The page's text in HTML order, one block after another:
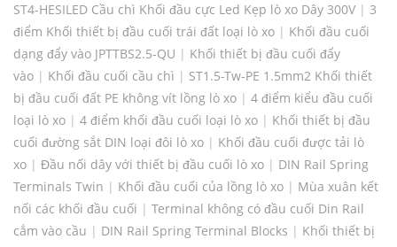
ST4-HESILED Cầu chì Khối đầu cực Led Kẹp lò xo Dây 300V | 3
điểm Khối thiết bị đầu cuối trái đất loại lò xo | Khối đầu cuối
dạng đẩy vào JPTTBS2.5-QU | Khối thiết bị đầu cuối đẩy
vào | Khối đầu cuối cầu chì | ST1.5-Tw-PE 1.5mm2 Khối thiết
bị đầu cuối đất PE không vít lồng lò xo | 4 điểm kiểu đầu cuối
loại lò xo | 4 điểm khối đầu cuối loại lò xo | Khối thiết bị đầu
cuối đường sắt DIN loại đôi lò xo | Khối đầu cuối được tải lò
xo | Đầu nối dây với thiết bị đầu cuối lò xo | DIN Rail Spring
Terminals Twin | Khối đầu cuối của lồng lò xo | Mùa xuân kết
nối các khối đầu cuối | Terminal không có đầu cuối Din Rail
cắm vào cầu | DIN Rail Spring Terminal Blocks | Khối thiết bị